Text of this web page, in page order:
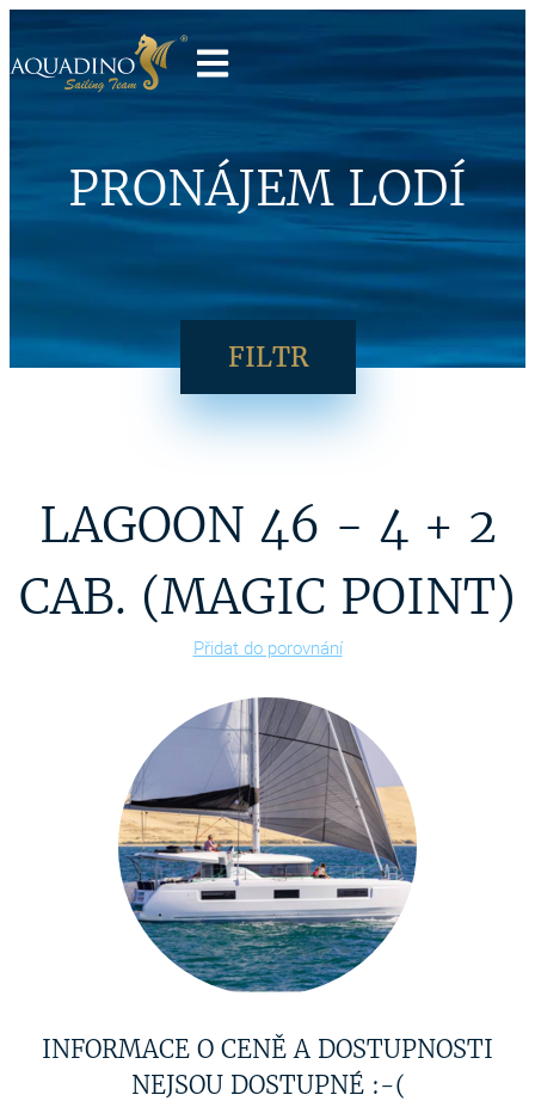
PRONÁJEM LODÍ
FILTR
LAGOON 46 - 4 + 2
CAB. (MAGIC POINT)
Přidat do porovnání
INFORMACE O CENĚ A DOSTUPNOSTI
NEJSOU DOSTUPNÉ :-(